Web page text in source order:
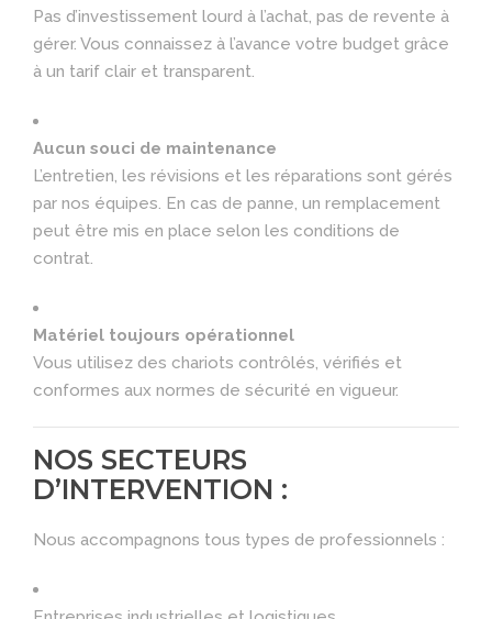
Pas d’investissement lourd à l’achat, pas de revente à
gérer. Vous connaissez à l’avance votre budget grâce
à un tarif clair et transparent.
Aucun souci de maintenance
L’entretien, les révisions et les réparations sont gérés
par nos équipes. En cas de panne, un remplacement
peut être mis en place selon les conditions de
contrat.
Matériel toujours opérationnel
Vous utilisez des chariots contrôlés, vérifiés et
conformes aux normes de sécurité en vigueur.
NOS SECTEURS
D’INTERVENTION :
Nous accompagnons tous types de professionnels :